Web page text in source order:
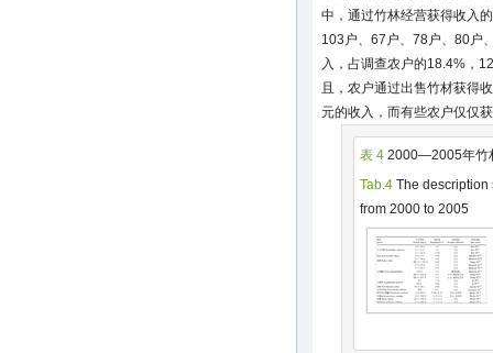
中，通过竹林经营获得收入
103户、67户、78户、80户
入，占调查农户的18.4%，
且，农户通过出售竹材获得
元的收入，而有些农户仅仅
表 4 2000—2005年竹
Tab.4 The description
from 2000 to 2005